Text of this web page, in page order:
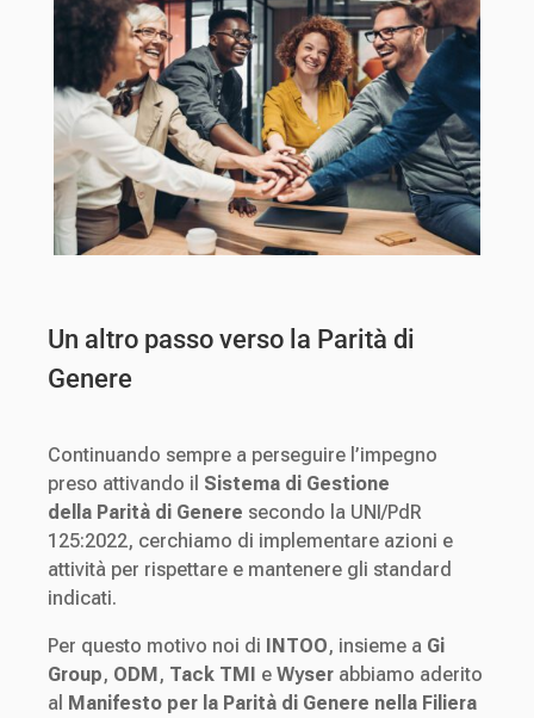
Un altro passo verso la Parità di
Genere
Continuando sempre a perseguire l’impegno
preso attivando il Sistema di Gestione
della Parità di Genere secondo la UNI/PdR
125:2022, cerchiamo di implementare azioni e
attività per rispettare e mantenere gli standard
indicati.
Per questo motivo noi di INTOO, insieme a Gi
Group, ODM, Tack TMI e Wyser abbiamo aderito
al Manifesto per la Parità di Genere nella Filiera